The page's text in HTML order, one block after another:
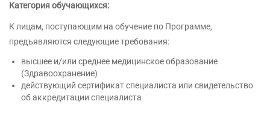
Категория обучающихся:
К лицам, поступающим на обучение по Программе,
предъявляются следующие требования:
высшее и/или среднее медицинское образование
(Здравоохранение)
действующий сертификат специалиста или свидетельство
об аккредитации специалиста